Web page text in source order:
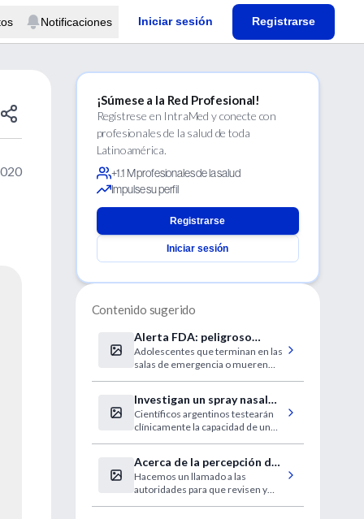
Notificaciones Iniciar sesión Registrarse
¡Súmese a la Red Profesional!
Regístrese en IntraMed y conecte con
profesionales de la salud de toda
Latinoamérica.
+1.1 M profesionales de la salud
Impulse su perfil
Registrarse
Iniciar sesión
Contenido sugerido
Alerta FDA: peligroso
“juego” adolescente con
difenhidramina
Adolescentes que terminan en las
salas de emergencia o mueren
Investigan un spray nasal
contra el COVID-19
Científicos argentinos testearán
clínicamente la capacidad de un
CoV-2 por la vía nasal y frenar
tempranamente la expansión del
virus en el organismo.
Acerca de la percepción de
peligrosidad de las psicosis
agudas
Hacemos un llamado a las
autoridades para que revisen y